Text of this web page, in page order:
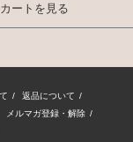
カートを見る
/ 返品について /
メルマガ登録・解除 /